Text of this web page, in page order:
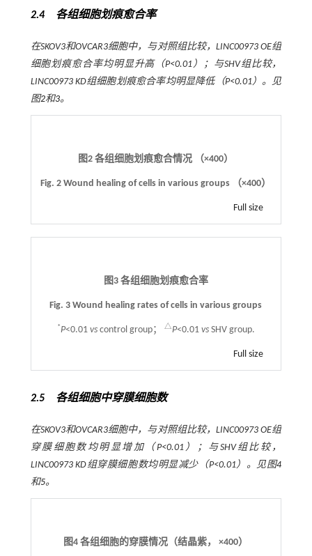
2.4 各组细胞划痕愈合率
在SKOV3和OVCAR3细胞中，与对照组比较，LINC00973 OE组
细胞划痕愈合率均明显升高（P<0.01）；与SHV组比较，
LINC00973 KD组细胞划痕愈合率均明显降低（P<0.01）。见
图2和3。
图2各组细胞划痕愈合情况 （×400）
Fig. 2Wound healing of cells in various groups （×400）
Full size
图3 各组细胞划痕愈合率
Fig. 3 Wound healing rates of cells in various groups
*P<0.01 vscontrol group； △P<0.01 vsSHV group.
Full size
2.5 各组细胞中穿膜细胞数
在SKOV3和OVCAR3细胞中，与对照组比较，LINC00973 OE组
穿膜细胞数均明显增加（ P<0.01）；与SHV组比较，
LINC00973 KD组穿膜细胞数均明显减少（P<0.01）。见图4
和5。
图4各组细胞的穿膜情况（结晶紫， ×400）